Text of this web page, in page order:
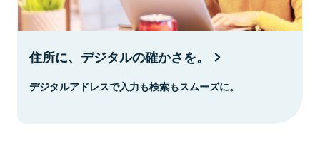
住所に、デジタルの確かさを。
デジタルアドレスで入力も検索もスムーズに。